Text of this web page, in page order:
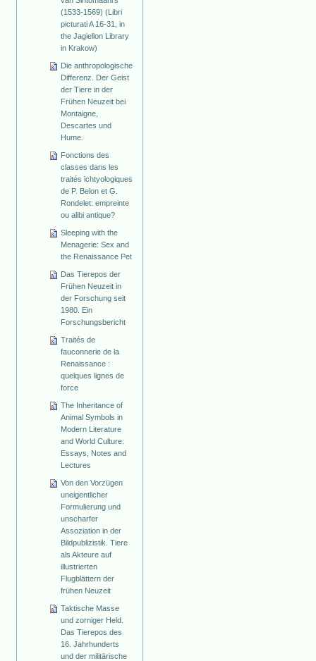
(1533-1569) (Libri
picturati A 16-31, in
the Jagiellon Library
in Krakow)
Die anthropologische
Differenz. Der Geist
der Tiere in der
Frühen Neuzeit bei
Montaigne,
Descartes und
Hume.
Fonctions des
classes dans les
traités ichtyologiques
de P. Belon et G.
Rondelet: empreinte
ou alibi antique?
Sleeping with the
Menagerie: Sex and
the Renaissance Pet
Das Tierepos der
Frühen Neuzeit in
der Forschung seit
1980. Ein
Forschungsbericht
Traités de
fauconnerie de la
Renaissance :
quelques lignes de
force
The Inheritance of
Animal Symbols in
Modern Literature
and World Culture:
Essays, Notes and
Lectures
Von den Vorzügen
uneigentlicher
Formulierung und
unscharfer
Assoziation in der
Bildpublizistik. Tiere
als Akteure auf
illustrierten
Flugblättern der
frühen Neuzeit
Taktische Masse
und zorniger Held.
Das Tierepos des
16. Jahrhunderts
und der militärische